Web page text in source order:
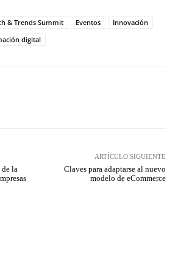
& Trends Summit Eventos
Innovación
digital
de la
ARTÍCULO SIGUIENTE
Claves para adaptarse al nuevo
modelo de eCommerce